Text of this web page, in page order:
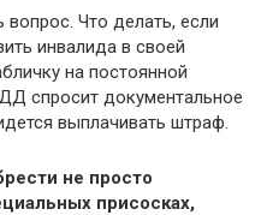
Что делать, если
инвалида в своей
на постоянной
спросит документальное
выплачивать штраф.
не просто
присосках,